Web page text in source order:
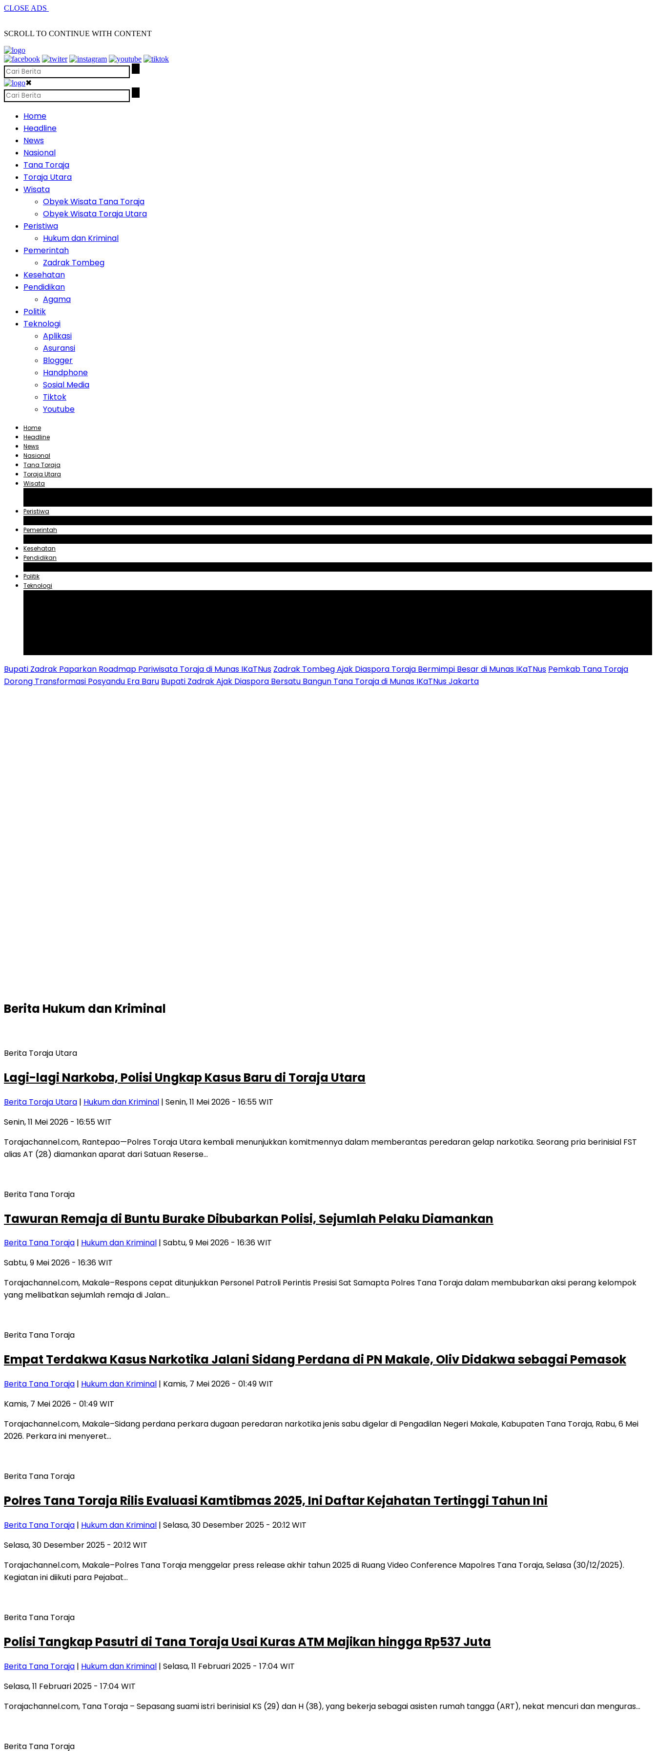
CLOSE ADS
SCROLL TO CONTINUE WITH CONTENT
✖
Home
Headline
News
Nasional
Tana Toraja
Toraja Utara
Wisata
Obyek Wisata Tana Toraja
Obyek Wisata Toraja Utara
Peristiwa
Hukum dan Kriminal
Pemerintah
Zadrak Tombeg
Kesehatan
Pendidikan
Agama
Politik
Teknologi
Aplikasi
Asuransi
Blogger
Handphone
Sosial Media
Tiktok
Youtube
Home
Headline
News
Nasional
Tana Toraja
Toraja Utara
Wisata
Peristiwa
Pemerintah
Kesehatan
Pendidikan
Politik
Teknologi
Bupati Zadrak Paparkan Roadmap Pariwisata Toraja di Munas IKaTNus Zadrak Tombeg Ajak Diaspora Toraja Bermimpi Besar di Munas IKaTNus Pemkab Tana Toraja
Dorong Transformasi Posyandu Era Baru Bupati Zadrak Ajak Diaspora Bersatu Bangun Tana Toraja di Munas IKaTNus Jakarta
Berita Hukum dan Kriminal
Berita Toraja Utara
Lagi-lagi Narkoba, Polisi Ungkap Kasus Baru di Toraja Utara
Berita Toraja Utara | Hukum dan Kriminal | Senin, 11 Mei 2026 - 16:55 WIT
Senin, 11 Mei 2026 - 16:55 WIT
Torajachannel.com, Rantepao—Polres Toraja Utara kembali menunjukkan komitmennya dalam memberantas peredaran gelap narkotika. Seorang pria berinisial FST
alias AT (28) diamankan aparat dari Satuan Reserse…
Berita Tana Toraja
Tawuran Remaja di Buntu Burake Dibubarkan Polisi, Sejumlah Pelaku Diamankan
Berita Tana Toraja | Hukum dan Kriminal | Sabtu, 9 Mei 2026 - 16:36 WIT
Sabtu, 9 Mei 2026 - 16:36 WIT
Torajachannel.com, Makale–Respons cepat ditunjukkan Personel Patroli Perintis Presisi Sat Samapta Polres Tana Toraja dalam membubarkan aksi perang kelompok
yang melibatkan sejumlah remaja di Jalan…
Berita Tana Toraja
Empat Terdakwa Kasus Narkotika Jalani Sidang Perdana di PN Makale, Oliv Didakwa sebagai Pemasok
Berita Tana Toraja | Hukum dan Kriminal | Kamis, 7 Mei 2026 - 01:49 WIT
Kamis, 7 Mei 2026 - 01:49 WIT
Torajachannel.com, Makale–Sidang perdana perkara dugaan peredaran narkotika jenis sabu digelar di Pengadilan Negeri Makale, Kabupaten Tana Toraja, Rabu, 6 Mei
2026. Perkara ini menyeret…
Berita Tana Toraja
Polres Tana Toraja Rilis Evaluasi Kamtibmas 2025, Ini Daftar Kejahatan Tertinggi Tahun Ini
Berita Tana Toraja | Hukum dan Kriminal | Selasa, 30 Desember 2025 - 20:12 WIT
Selasa, 30 Desember 2025 - 20:12 WIT
Torajachannel.com, Makale–Polres Tana Toraja menggelar press release akhir tahun 2025 di Ruang Video Conference Mapolres Tana Toraja, Selasa (30/12/2025).
Kegiatan ini diikuti para Pejabat…
Berita Tana Toraja
Polisi Tangkap Pasutri di Tana Toraja Usai Kuras ATM Majikan hingga Rp537 Juta
Berita Tana Toraja | Hukum dan Kriminal | Selasa, 11 Februari 2025 - 17:04 WIT
Selasa, 11 Februari 2025 - 17:04 WIT
Torajachannel.com, Tana Toraja – Sepasang suami istri berinisial KS (29) dan H (38), yang bekerja sebagai asisten rumah tangga (ART), nekat mencuri dan menguras…
Berita Tana Toraja